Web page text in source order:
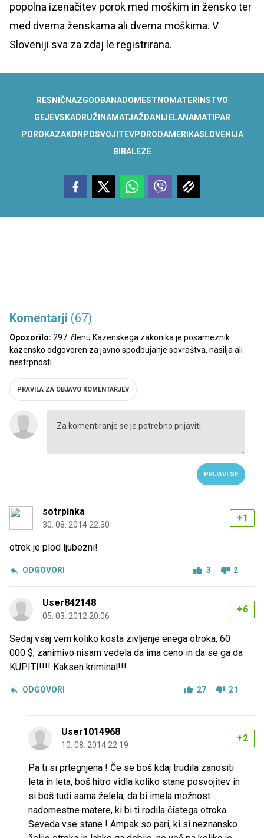
popolna izenačitev porok med moškim in žensko ter
med dvema ženskama ali dvema moškima. V
Sloveniji sva za zdaj le registrirana.
RESNIČNAZGODBANADOMESTNO MATERINSTVO
GEJEVSKADRUŽINAMATJAŽ DANIJELANAMATI PAR
POROKAZAKON POSVOJITEVPORODAMERIKASLOVENIJA
BIBALEZE
Komentarji (67)
Opozorilo: 297. členu Kazenskega zakonika je posameznik
kazensko odgovoren za javno spodbujanje sovraštva, nasilja ali
nestrpnosti.
PRAVILA ZA OBJAVO KOMENTARJEV
PRIJAVI SE
sotrpinka
30. 08. 2014 22.30
+1
otrok je plod ljubezni!
ODGOVORI 3 2
User842148
05. 03. 2012 20.06
+6
Sedaj vsaj vem koliko kosta zivljenje enega otroka, 60
000 $, zanimivo nisam vedela da ima ceno in da se ga da
KUPITI!!!! Kaksen kriminal!!!
ODGOVORI 27 21
User1014968
10. 08. 2014 22.19
+2
Pa ti si prtegnjena ! Če se boš kdaj trudila zanositi
leta in leta, boš hitro vidla koliko stane posvojitev in
si boš tudi sama želela, da bi imela možnost
nadomestne matere, ki bi ti rodila čistega otroka.
Seveda vse stane ! Ampak so pari, ki si neznansko